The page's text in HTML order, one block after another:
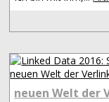
neuen Welt der